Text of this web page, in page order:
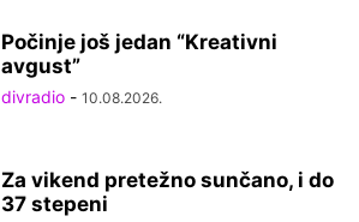
Počinje još jedan “Kreativni
avgust”
divradio - 10.08.2026.
Za vikend pretežno sunčano, i do
37 stepeni